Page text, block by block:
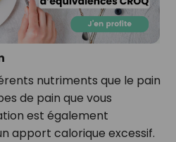
nutriments que le pain
de pain que vous
est également
apport calorique excessif.